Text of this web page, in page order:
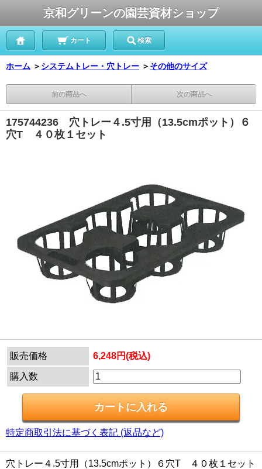
京和グリーンの園芸資材ショップ
カート 検索
ホーム ＞ システムトレー・穴トレー ＞ その他のサイズ
前の商品へ 次の商品へ
175744236 穴トレー４.5寸用（13.5cmポット）６
穴T ４０枚１セット
販売価格 6,248円(税込)
購入数
特定商取引法に基づく表記 (返品など)
穴トレー４.5寸用（13.5cmポット）６穴T ４０枚１セット